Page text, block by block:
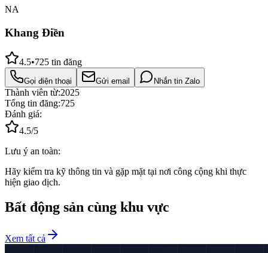
NA
Khang Điền
4.5•725 tin đăng
Gọi điện thoại Gửi email Nhắn tin Zalo
Thành viên từ:2025
Tổng tin đăng:725
Đánh giá:
4.5/5
Lưu ý an toàn:
Hãy kiểm tra kỹ thông tin và gặp mặt tại nơi công cộng khi thực
hiện giao dịch.
Bất động sản cùng khu vực
Xem tất cả